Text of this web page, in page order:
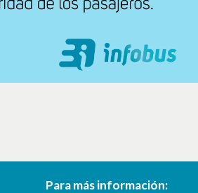
Para más información: